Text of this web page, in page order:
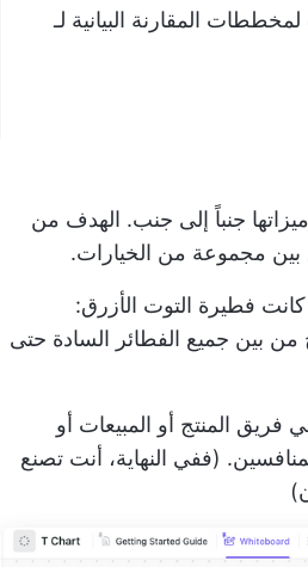
دعنا نلقي نظرة على أفضل 10 قوالب لمخططات المقارنة البيانية لـ
جنباً إلى جنب. الهدف من
بين مجموعة من الخيارات.
فطيرة التوت الأزرق:
بين جميع الفطائر السادة حتى
المنتج أو المبيعات أو
(ففي النهاية، أنت تصنع